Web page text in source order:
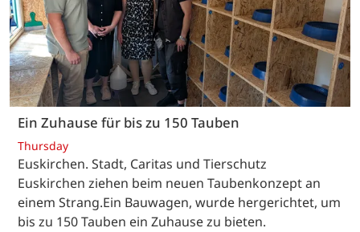
Ein Zuhause für bis zu 150 Tauben
Thursday
Euskirchen. Stadt, Caritas und Tierschutz
Euskirchen ziehen beim neuen Taubenkonzept an
einem Strang.Ein Bauwagen, wurde hergerichtet, um
bis zu 150 Tauben ein Zuhause zu bieten.